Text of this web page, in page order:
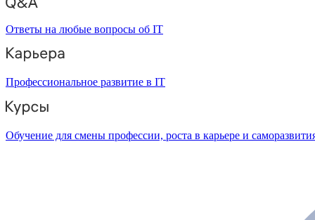
Ответы на любые вопросы об IT
Профессиональное развитие в IT
Обучение для смены профессии, роста в карьере и